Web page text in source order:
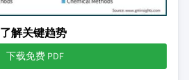
了解关键趋势
下载免费 PDF